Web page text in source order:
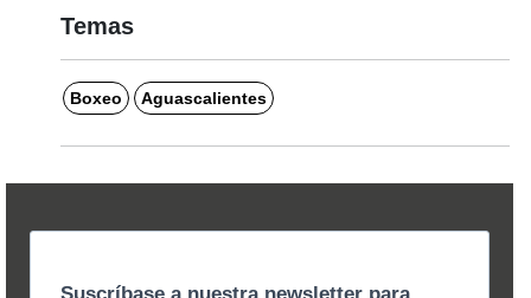
Temas
Boxeo Aguascalientes